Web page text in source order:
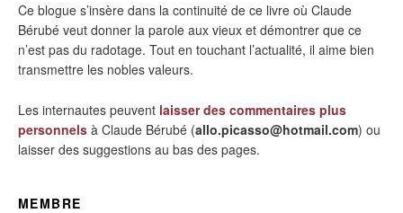
Ce blogue s’insère dans la continuité de ce livre où Claude
Bérubé veut donner la parole aux vieux et démontrer que ce
n’est pas du radotage. Tout en touchant l’actualité, il aime bien
transmettre les nobles valeurs.
Les internautes peuvent laisser des commentaires plus
personnels à Claude Bérubé (allo.picasso@hotmail.com) ou
laisser des suggestions au bas des pages.
MEMBRE